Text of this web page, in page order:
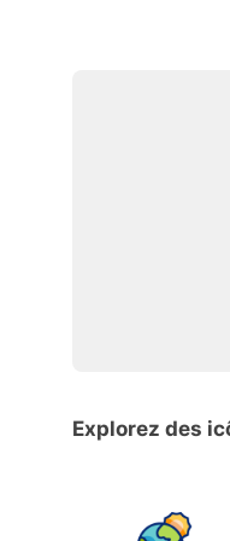
Explorez des